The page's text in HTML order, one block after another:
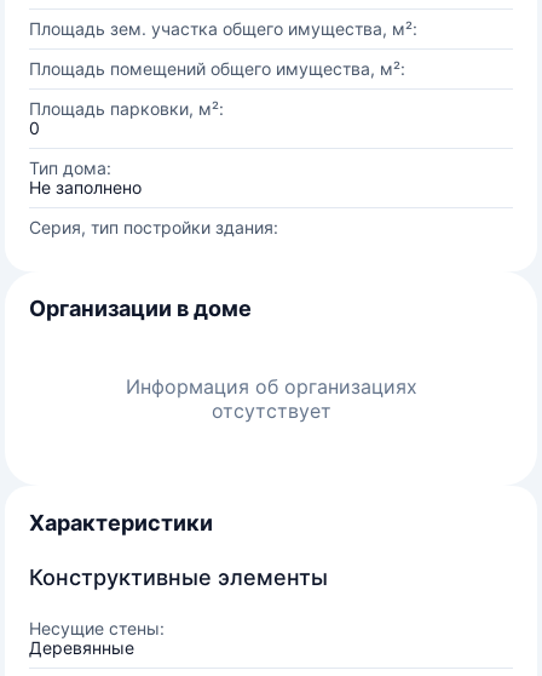
Площадь зем. участка общего имущества, м²:
Площадь помещений общего имущества, м²:
Площадь парковки, м²:
0
Тип дома:
Не заполнено
Серия, тип постройки здания:
Организации в доме
Информация об организациях
отсутствует
Характеристики
Конструктивные элементы
Несущие стены:
Деревянные